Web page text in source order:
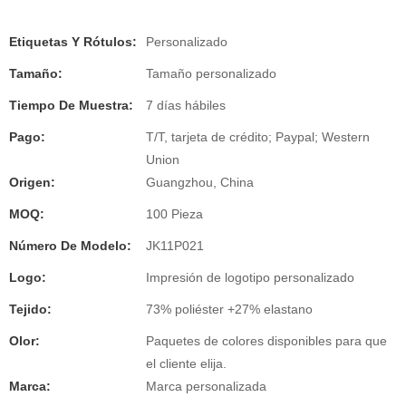
Etiquetas Y Rótulos: Personalizado
Tamaño: Tamaño personalizado
Tiempo De Muestra: 7 días hábiles
Pago:
T/T, tarjeta de crédito; Paypal; Western
Union
Origen:
Guangzhou, China
MOQ: 100 Pieza
Número De Modelo: JK11P021
Logo: Impresión de logotipo personalizado
Tejido: 73% poliéster +27% elastano
Olor:
Paquetes de colores disponibles para que
el cliente elija.
Marca:
Marca personalizada